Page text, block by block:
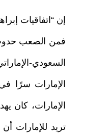
إن “اتفاقيات
فمن الصعب
السعودي-
الإمارات سرًا
الإمارات، كان
تريد للإمارات